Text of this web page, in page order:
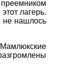
лагерь.
не нашлось
Мамлюкские